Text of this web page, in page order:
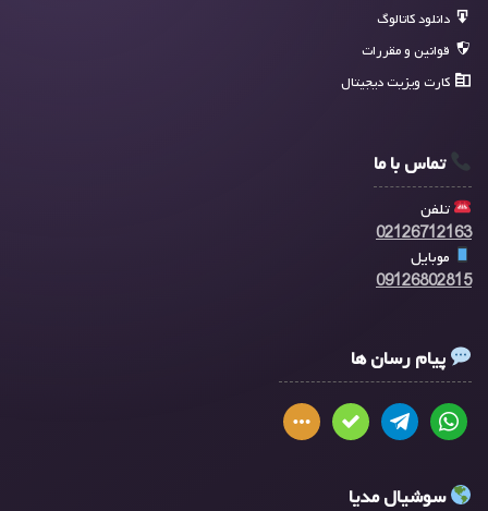
دانلود کاتالوگ
قوانین و مقررات
کارت ویزیت دیجیتال
تماس با ما
تلفن
02126712163
موبایل
09126802815
پیام رسان ها
سوشیال مدیا